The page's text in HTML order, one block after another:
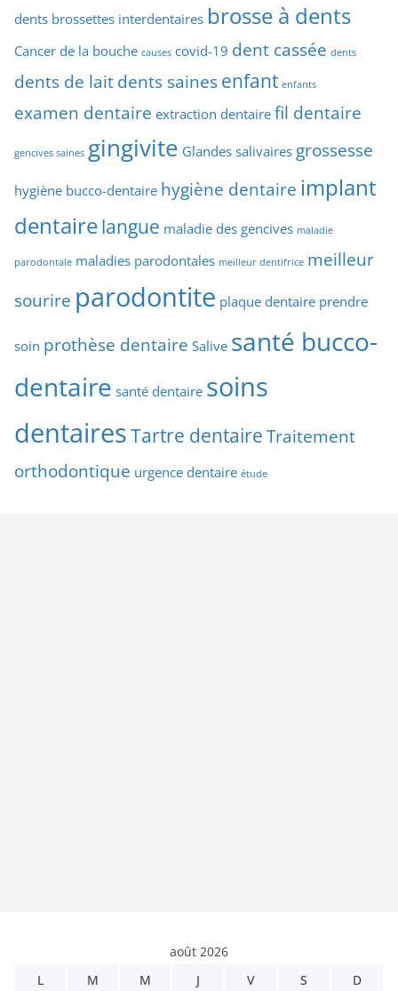
dents brossettes interdentaires brosse à dents
Cancer de la bouche causes covid-19 dent cassée dents
dents de lait dents saines enfant enfants
examen dentaire extraction dentaire fil dentaire
gencives saines gingivite Glandes salivaires grossesse
hygiène bucco-dentaire hygiène dentaire implant
dentairelangue maladie des gencives maladie
parodontale maladies parodontales meilleur dentifrice meilleur
sourire parodontite plaque dentaire prendre
soin prothèse dentaire Salive santé bucco-
dentaire santé dentaire soins
dentairesTartre dentaire Traitement
orthodontique urgence dentaire étude
août 2026
L
M M J V S D